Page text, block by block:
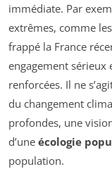
immédiate. Par
extrêmes, comme les
frappé la France
engagement sérieux
renforcées. Il ne
du changement
profondes, une
d’une écologie
population.